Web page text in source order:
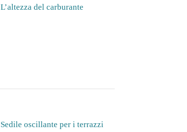
L’altezza del carburante
Sedile oscillante per i terrazzi